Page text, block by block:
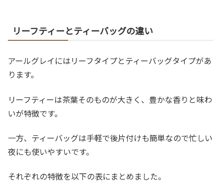
リーフティーとティーバッグの違い
アールグレイにはリーフタイプとティーバッグタイプがあ
ります。
リーフティーは茶葉そのものが大きく、豊かな香りと味わ
いが特徴です。
一方、ティーバッグは手軽で後片付けも簡単なので忙しい
夜にも使いやすいです。
それぞれの特徴を以下の表にまとめました。